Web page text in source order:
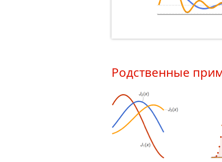
Родственные